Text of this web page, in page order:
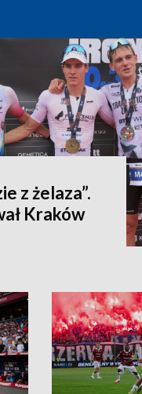
z żelaza”.
Kraków